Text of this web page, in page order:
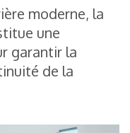
moderne, la
une
garantir la
de la